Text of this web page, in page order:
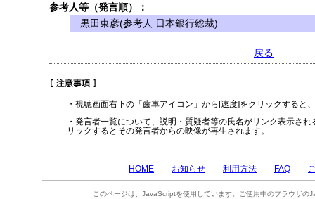
参考人等（発言順）：
黒田東彦(参考人 日本銀行総裁)
戻る
・視聴画面右下の「歯車アイコン」から[速度]をクリックすると
・発言者一覧について、説明・質疑者等の氏名がリンク表示さ
リックするとその発言者からの映像が再生されます。
HOME お知らせ 利用方法 FAQ
このページは、JavaScriptを使用しています。ご使用中のブラウザの